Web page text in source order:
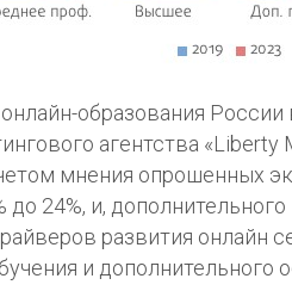
образования
агентства «Liberty
мнения опрошенных
до 24%, и,
развития онлайн
и дополнительного